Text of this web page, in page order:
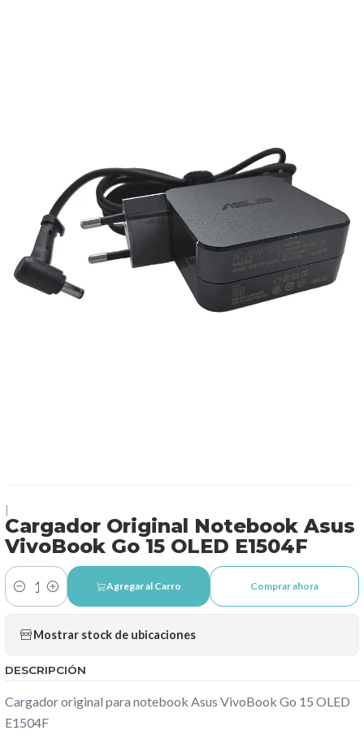
Cargador Original Notebook Asus
VivoBook Go 15 OLED E1504F
Cantidad
Agregar al Carro Comprar ahora
Mostrar stock de ubicaciones
DESCRIPCIÓN
Cargador original para notebook Asus VivoBook Go 15 OLED
E1504F